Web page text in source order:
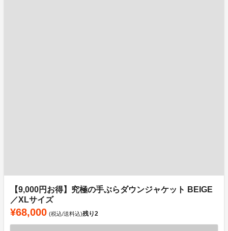
【9,000円お得】究極の手ぶらダウンジャケット BEIGE
／XLサイズ
¥68,000 (税込/送料込)残り2